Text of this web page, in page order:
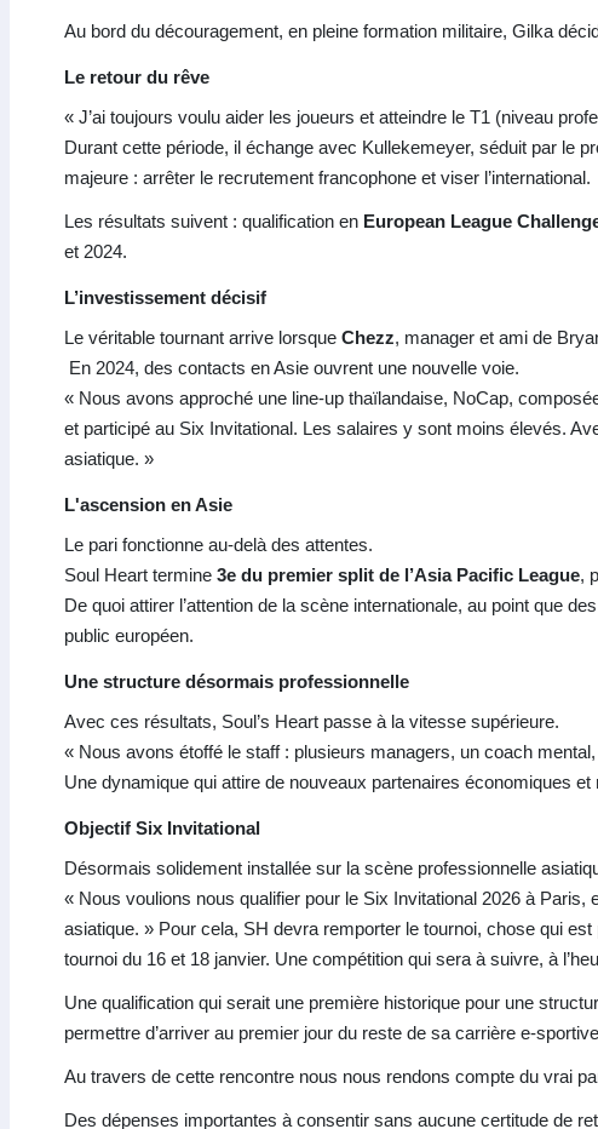
Au bord du découragement, en pleine formation militaire, Gilka
Le retour du rêve
« J’ai toujours voulu aider les joueurs et atteindre le T1 (niveau
Durant cette période, il échange avec Kullekemeyer, séduit par le
majeure : arrêter le recrutement francophone et viser l’international.
Les résultats suivent : qualification en European League
et 2024.
L’investissement décisif
Le véritable tournant arrive lorsque Chezz, manager et ami de
En 2024, des contacts en Asie ouvrent une nouvelle voie.
« Nous avons approché une line-up thaïlandaise, NoCap,
et participé au Six Invitational. Les salaires y sont moins élevés.
asiatique. »
L'ascension en Asie
Le pari fonctionne au-delà des attentes.
Soul Heart termine 3e du premier split de l’Asia Pacific League,
De quoi attirer l’attention de la scène internationale, au point que
public européen.
Une structure désormais professionnelle
Avec ces résultats, Soul’s Heart passe à la vitesse supérieure.
« Nous avons étoffé le staff : plusieurs managers, un coach
Une dynamique qui attire de nouveaux partenaires économiques et
Objectif Six Invitational
Désormais solidement installée sur la scène professionnelle
« Nous voulions nous qualifier pour le Six Invitational 2026 à
asiatique. » Pour cela, SH devra remporter le tournoi, chose qui
tournoi du 16 et 18 janvier. Une compétition qui sera à suivre, à
Une qualification qui serait une première historique pour une
permettre d’arriver au premier jour du reste de sa carrière e-
Au travers de cette rencontre nous nous rendons compte du vrai
Des dépenses importantes à consentir sans aucune certitude de